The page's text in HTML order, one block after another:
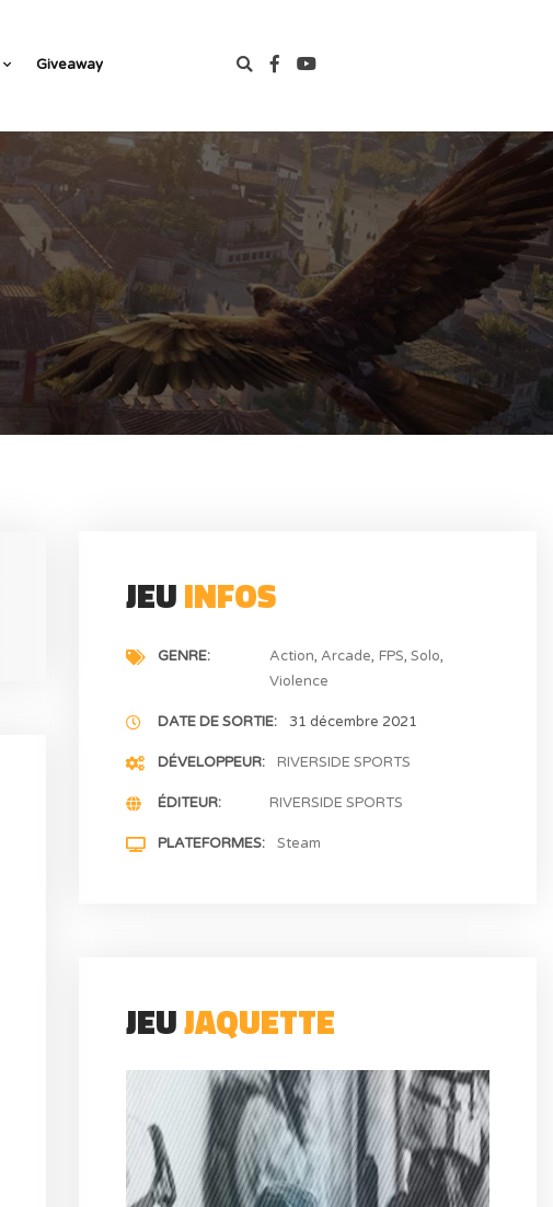
Giveaway
JEUINFOS
GENRE Action Arcade FPS Solo
Violence
DATE DE SORTIE 31 décembre 2021
DÉVELOPPEUR RIVERSIDE SPORTS
ÉDITEUR RIVERSIDE SPORTS
PLATEFORMES Steam
JEUJAQUETTE